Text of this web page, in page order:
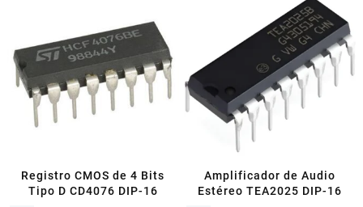
Registro CMOS de 4 Bits
Tipo D CD4076 DIP-16
Amplificador de Audio
Estéreo TEA2025 DIP-16